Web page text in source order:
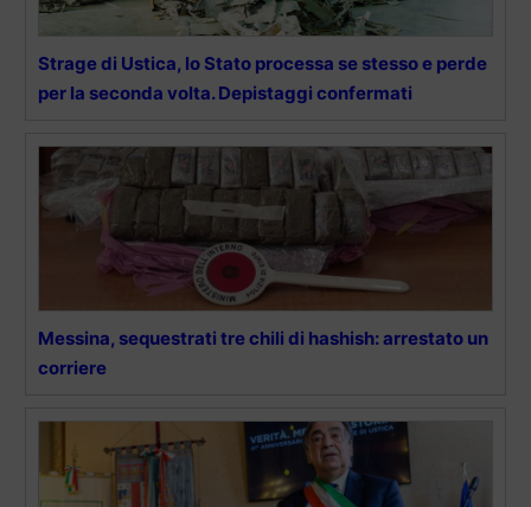
Strage di Ustica, lo Stato processa se stesso e perde
per la seconda volta. Depistaggi confermati
Messina, sequestrati tre chili di hashish: arrestato un
corriere